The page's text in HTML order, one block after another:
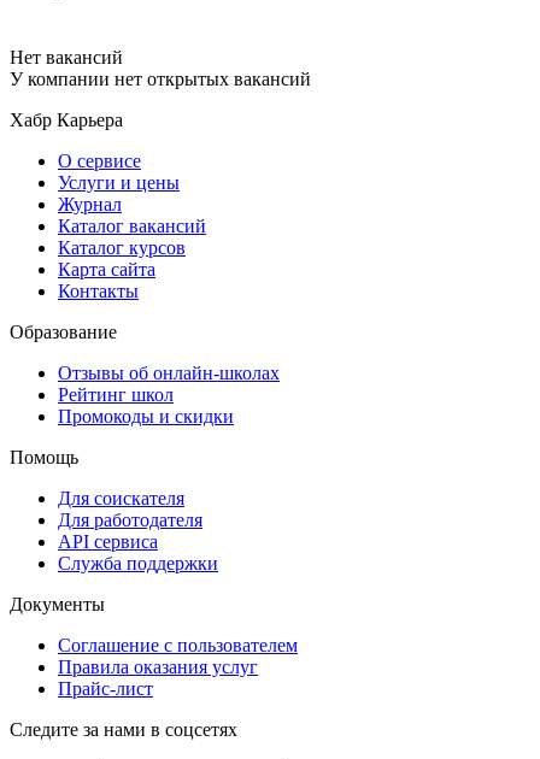
Нет вакансий
У компании нет открытых вакансий
Хабр Карьера
О сервисе
Услуги и цены
Журнал
Каталог вакансий
Каталог курсов
Карта сайта
Контакты
Образование
Отзывы об онлайн-школах
Рейтинг школ
Промокоды и скидки
Помощь
Для соискателя
Для работодателя
API сервиса
Служба поддержки
Документы
Соглашение с пользователем
Правила оказания услуг
Прайс-лист
Следите за нами в соцсетях